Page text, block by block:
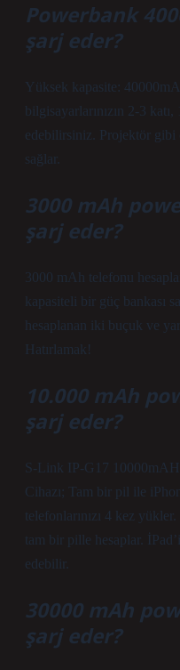
Powerbank
şarj eder?
Yüksek kapasite:
bilgisayarlarınızın 2-3
edebilirsiniz. Projektör gibi
sağlar.
3000 mAh
şarj eder?
3000 mAh telefonu
kapasiteli bir güç bankası
hesaplanan iki buçuk ve
Hatırlamak!
10.000 mAh
şarj eder?
S-Link IP-G17
Cihazı; Tam bir pil ile
telefonlarınızı 4 kez
tam bir pille hesaplar.
edebilir.
30000 mAh
şarj eder?